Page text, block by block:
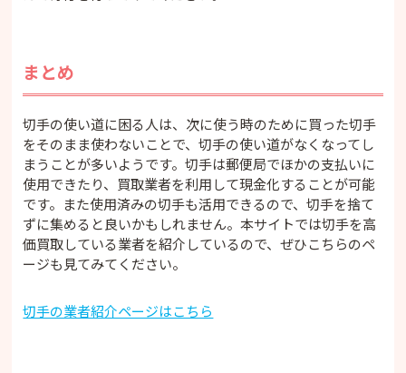
まとめ
切手の使い道に困る人は、次に使う時のために買った切手
をそのまま使わないことで、切手の使い道がなくなってし
まうことが多いようです。切手は郵便局でほかの支払いに
使用できたり、買取業者を利用して現金化することが可能
です。また使用済みの切手も活用できるので、切手を捨て
ずに集めると良いかもしれません。本サイトでは切手を高
価買取している業者を紹介しているので、ぜひこちらのペ
ージも見てみてください。
切手の業者紹介ページはこちら